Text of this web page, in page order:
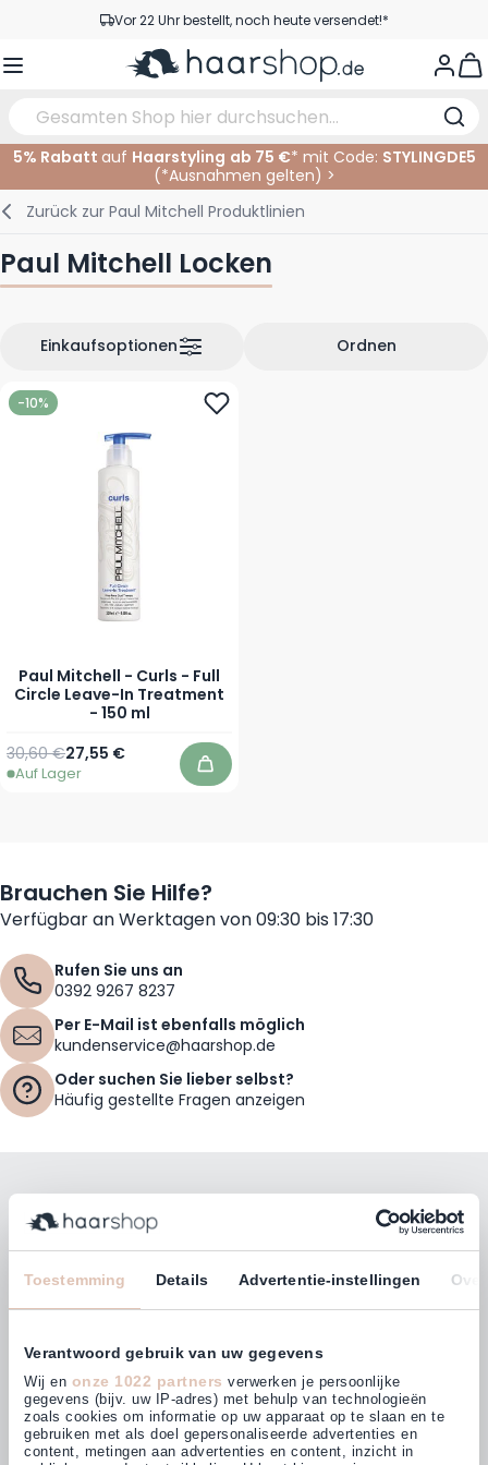
Toestemming Details Advertentie-instellingen Over
Verantwoord gebruik van uw gegevens
Wij en onze 1022 partners verwerken je persoonlijke
gegevens (bijv. uw IP-adres) met behulp van technologieën
zoals cookies om informatie op uw apparaat op te slaan en te
gebruiken met als doel gepersonaliseerde advertenties en
content, metingen aan advertenties en content, inzicht in
Zum Inhalt springenVor 22 Uhr bestellt, noch heute versendet!*
Versandkostenfrei ab 39 €
Haarpflege
Haarfarbe
Gesichtspflege
Bräunungsprodukte
Augenpflege
Augenbrauen
Lippen
Zubehör
Nagelprodukte
Haarprodukte
Bartpflege
Elektrisch
Schneidzubehör
Im Salon
Haarfarbe
Dauernwelle
5% Rabatt auf Haarstyling ab 75 €* mit Code: STYLINGDE5
(*Ausnahmen gelten) >
Zurück zur Paul Mitchell Produktlinien
Paul Mitchell Locken
Ordnen
Einkaufsoptionen
-10%
Paul Mitchell - Curls - Full
Circle Leave-In Treatment
- 150 ml
Sonderpreis
27,55 €
Regulärer Preis
30,60 €
Auf Lager In den Warenkorb
Brauchen Sie Hilfe?
Verfügbar an Werktagen von 09:30 bis 17:30
Rufen Sie uns an
0392 9267 8237
Per E-Mail ist ebenfalls möglich
kundenservice@haarshop.de
Oder suchen Sie lieber selbst?
Häufig gestellte Fragen anzeigen
Bleiben Sie mit unserem Newsletter auf dem
Laufenden!
E-Mailadresse
Abonnieren
Kunden bewerten uns mit